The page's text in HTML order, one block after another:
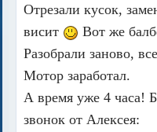
Отрезали кусок,
висит
Вот же
Разобрали заново,
Мотор заработал.
А время уже 4 часа!
звонок от Алексея: